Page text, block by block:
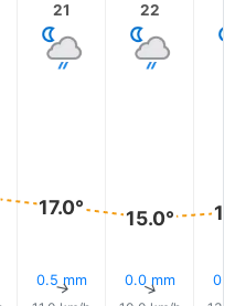
21
17.0°
0.5 mm
↑
22
15.0°
0.0 mm
↑ 0.0